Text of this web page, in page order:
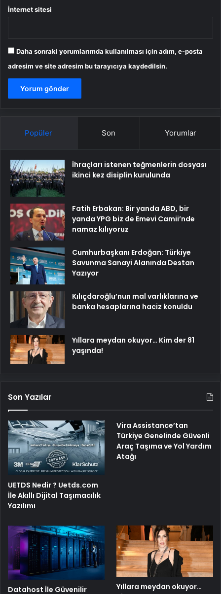
İnternet sitesi
Daha sonraki yorumlarımda kullanılması için adım, e-posta
adresim ve site adresim bu tarayıcıya kaydedilsin.
Popüler Son Yorumlar
İhraçları istenen teğmenlerin dosyası
ikinci kez disiplin kurulunda
Fatih Erbakan: Bir yanda ABD, bir
yanda YPG biz de Emevi Camii’nde
namaz kılıyoruz
Cumhurbaşkanı Erdoğan: Türkiye
Savunma Sanayi Alanında Destan
Yazıyor
Kılıçdaroğlu’nun mal varlıklarına ve
banka hesaplarına haciz konuldu
Yıllara meydan okuyor… Kim der 81
yaşında!
Son Yazılar
UETDS Nedir ? Uetds.com
İle Akıllı Dijital Taşımacılık
Yazılımı
Vira Assistance’tan
Türkiye Genelinde Güvenli
Araç Taşıma ve Yol Yardım
Atağı
Datahost İle Güvenilir
Yıllara meydan okuyor…